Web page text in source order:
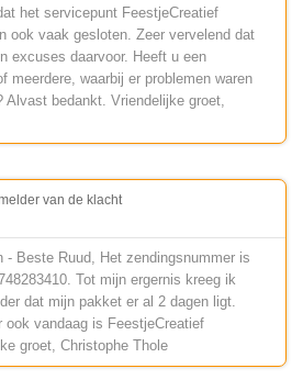
het servicepunt FeestjeCreatief
ook vaak gesloten. Zeer vervelend dat
excuses daarvoor. Heeft u een
meerdere, waarbij er problemen waren
Alvast bedankt. Vriendelijke groet,
van de klacht
- Beste Ruud, Het zendingsnummer is
Tot mijn ergernis kreeg ik
dat mijn pakket er al 2 dagen ligt.
ook vandaag is FeestjeCreatief
groet, Christophe Thole